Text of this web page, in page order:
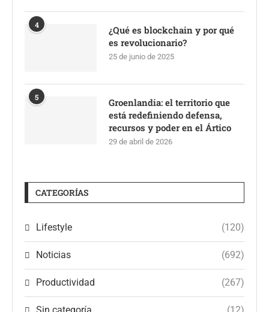
4
¿Qué es blockchain y por qué
es revolucionario?
25 de junio de 2025
5
Groenlandia: el territorio que
está redefiniendo defensa,
recursos y poder en el Ártico
29 de abril de 2026
CATEGORÍAS
Lifestyle (120)
Noticias (692)
Productividad (267)